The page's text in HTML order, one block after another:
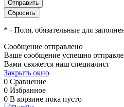
* - Поля, обязательные для
Сообщение отправлено
Ваше сообщение успешно
Вами свяжется наш специалист
Закрыть окно
0 Сравнение
0 Избранное
0 В корзине пока пусто